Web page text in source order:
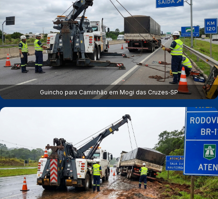
Guincho para Caminhão em Mogi das Cruzes‑SP